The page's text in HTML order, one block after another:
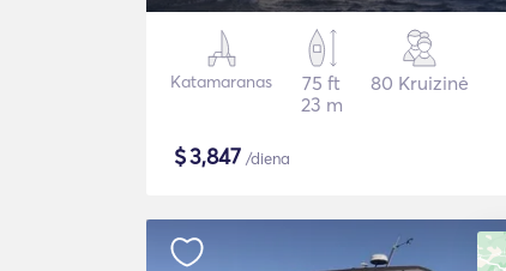
Katamaranas
75 ft
23 m
80 Kruizinė
$3,847 /diena